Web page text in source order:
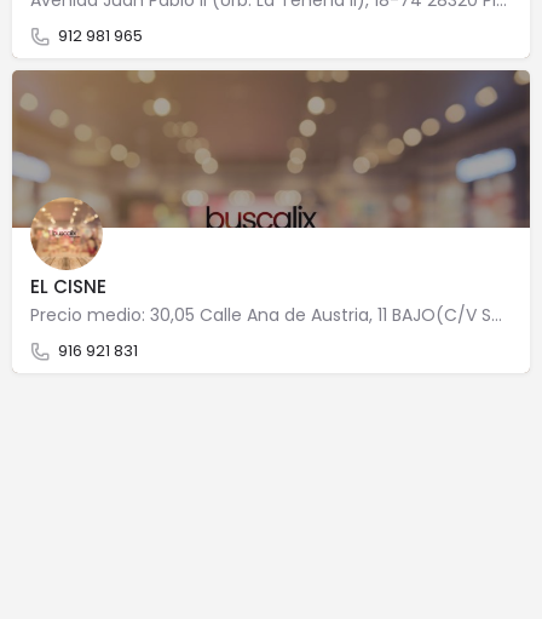
912 981 965
EL CISNE
Precio medio: 30,05 Calle Ana de Austria, 11 BAJO(C/V SAN JOSE) 28320 Pinto
916 921 831